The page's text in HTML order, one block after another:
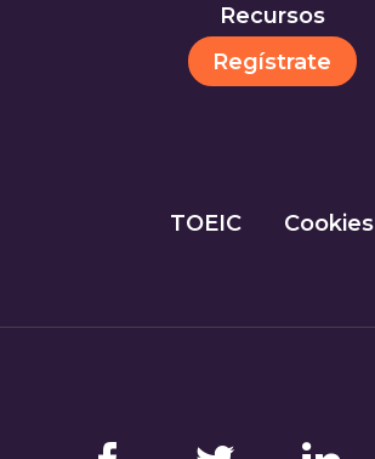
Recursos
Regístrate
TOEIC Cookies